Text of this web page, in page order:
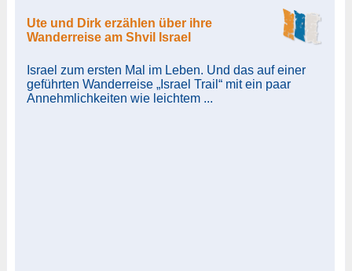
Ute und Dirk erzählen über ihre
Wanderreise am Shvil Israel
Israel zum ersten Mal im Leben. Und das auf einer
geführten Wanderreise „Israel Trail“ mit ein paar
Annehmlichkeiten wie leichtem ...